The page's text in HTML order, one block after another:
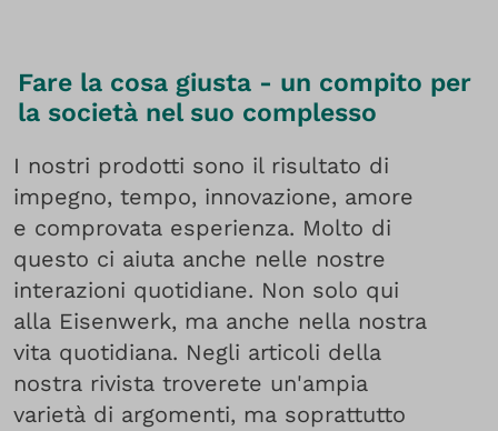
Fare la cosa giusta - un compito per
la società nel suo complesso
I nostri prodotti sono il risultato di
impegno, tempo, innovazione, amore
e comprovata esperienza. Molto di
questo ci aiuta anche nelle nostre
interazioni quotidiane. Non solo qui
alla Eisenwerk, ma anche nella nostra
vita quotidiana. Negli articoli della
nostra rivista troverete un'ampia
varietà di argomenti, ma soprattutto